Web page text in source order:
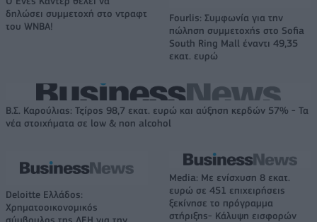
δηλώσει συμμετοχή στο ντραφτ
του WNBA!
Fourlis: Συμφωνία για την
πώληση συμμετοχής στο Sofia
South Ring Mall έναντι 49,35
εκατ. ευρώ
Β.Σ. Καρούλιας: Τζίρος 98,7 εκατ. ευρώ και αύξηση κερδών 57% - Τα
νέα στοιχήματα σε low & non alcohol
Deloitte Ελλάδος:
Χρηματοοικονομικός
σύμβουλος της ΔΕΗ για την
Media: Με ενίσχυση 8 εκατ.
ευρώ σε 451 επιχειρήσεις
ξεκίνησε το πρόγραμμα
στήριξης- Κάλυψη εισφορών